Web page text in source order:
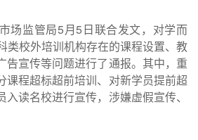
场监管局5月5日联合发文，对学而
类校外培训机构存在的课程设置、教
告宣传等问题进行了通报。其中，重
课程超标超前培训、对新学员提前超
读名校进行宣传，涉嫌虚假宣传、